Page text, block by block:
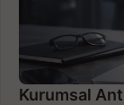
Kurumsal